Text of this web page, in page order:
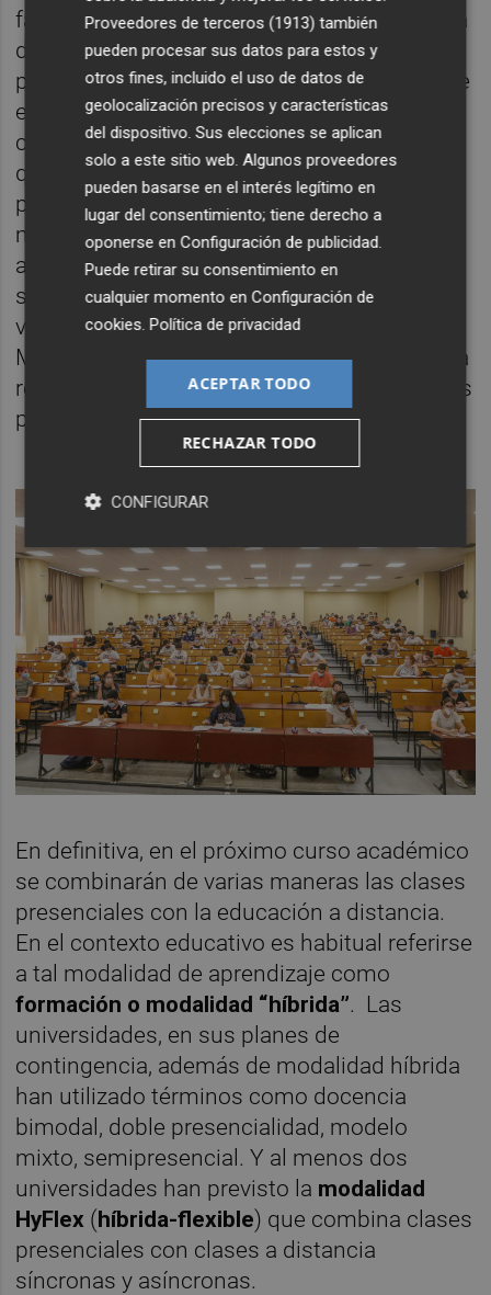
facilitar las clases presenciales en la medida
de lo posible, pero también prevén la
posibilidad de volver a un confinamiento que
exija la formación en remoto. Y también
consideran escenarios intermedios en los
que una parte de los estudiantes, los que
permita el aforo con la regla del metro y
medio de distanciamiento social, estén en el
aula y la otra parte asista en remoto
simultáneamente (síncronamente) por
videoconferencia. En este último caso el
Ministerio de Universidades recomienda una
rotación periódica entre el grupo de alumnos
presenciales y el grupo en remoto.
En definitiva, en el próximo curso académico
se combinarán de varias maneras las clases
presenciales con la educación a distancia.
En el contexto educativo es habitual referirse
a tal modalidad de aprendizaje como
formación o modalidad “híbrida”. Las
universidades, en sus planes de
contingencia, además de modalidad híbrida
han utilizado términos como docencia
bimodal, doble presencialidad, modelo
mixto, semipresencial. Y al menos dos
universidades han previsto la modalidad
HyFlex (híbrida-flexible) que combina clases
presenciales con clases a distancia
síncronas y asíncronas.
Proveedores de terceros (1913) también
pueden procesar sus datos para estos y
otros fines, incluido el uso de datos de
geolocalización precisos y características
del dispositivo. Sus elecciones se aplican
solo a este sitio web. Algunos proveedores
pueden basarse en el interés legítimo en
lugar del consentimiento; tiene derecho a
oponerse enConfiguración de publicidad.
Puede retirar su consentimiento en
cualquier momento enConfiguración de
cookies.Política de privacidad
ACEPTAR TODO
RECHAZAR TODO
CONFIGURAR